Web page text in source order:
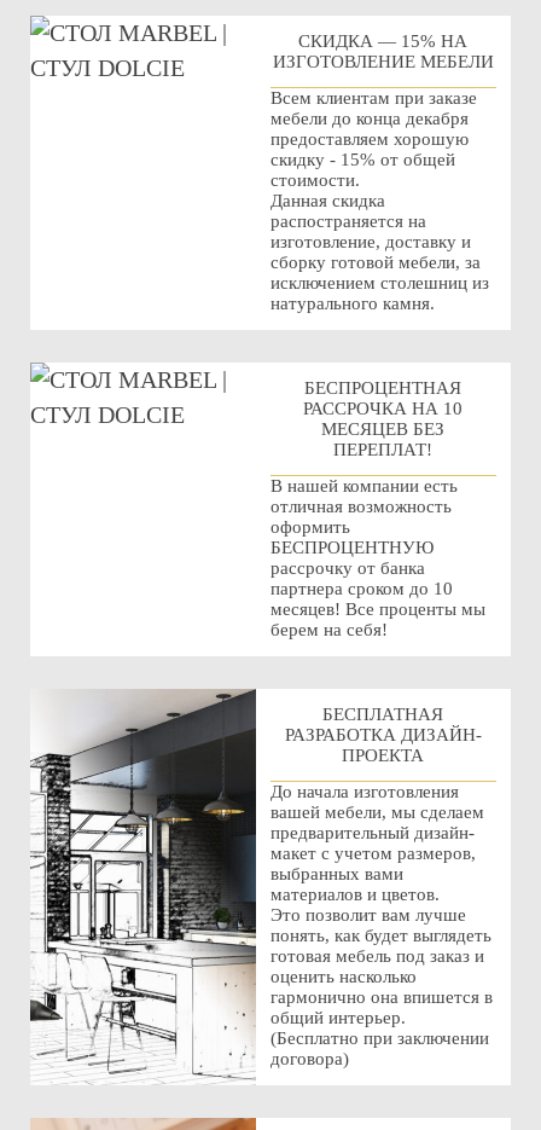
СКИДКА — 15% НА
ИЗГОТОВЛЕНИЕ МЕБЕЛИ
Всем клиентам при заказе
мебели до конца декабря
предоставляем хорошую
скидку - 15% от общей
стоимости.
Данная скидка
распостраняется на
изготовление, доставку и
сборку готовой мебели, за
исключением столешниц из
натурального камня.
БЕСПРОЦЕНТНАЯ
РАССРОЧКА НА 10
МЕСЯЦЕВ БЕЗ
ПЕРЕПЛАТ!
В нашей компании есть
отличная возможность
оформить
БЕСПРОЦЕНТНУЮ
рассрочку от банка
партнера сроком до 10
месяцев! Все проценты мы
берем на себя!
БЕСПЛАТНАЯ
РАЗРАБОТКА ДИЗАЙН-
ПРОЕКТА
До начала изготовления
вашей мебели, мы сделаем
предварительный дизайн-
макет с учетом размеров,
выбранных вами
материалов и цветов.
Это позволит вам лучше
понять, как будет выглядеть
готовая мебель под заказ и
оценить насколько
гармонично она впишется в
общий интерьер.
(Бесплатно при заключении
договора)